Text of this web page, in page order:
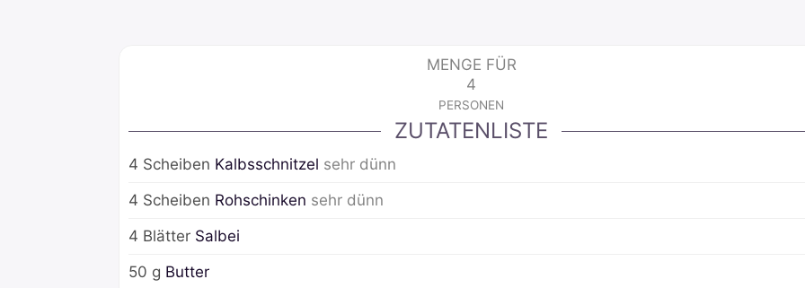
MENGE FÜR
4
PERSONEN
ZUTATENLISTE
4 Scheiben Kalbsschnitzel sehr dünn
4 Scheiben Rohschinken sehr dünn
4 Blätter Salbei
50 g Butter